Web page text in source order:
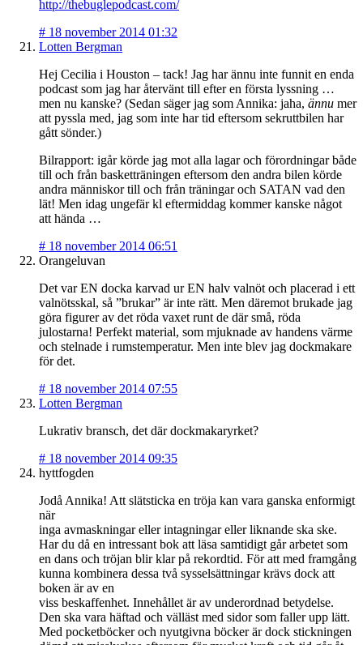
http://thebuglepodcast.com/
# 18 november 2014 01:32
Lotten Bergman
Hej Cecilia i Houston – tack! Jag har ännu inte funnit en enda
podcast som jag har återvänt till efter en första lyssning …
men nu kanske? (Sedan säger jag som Annika: jaha, ännu mer
att pyssla med, jag som inte har tid eftersom sekruttbilen har
gått sönder.)
Bilrapport: igår körde jag mot alla lagar och förordningar både
till och från basketträningen eftersom den andra bilen körde
andra människor till och från träningar och SATAN vad den
lät! Men idag ungefär kl eftermiddag kommer kanske något
att hända …
# 18 november 2014 06:51
Orangeluvan
Det var EN docka karvad ur EN halv valnöt och placerad i ett
valnötsskal, så ”brukar” är inte rätt. Men däremot brukade jag
göra figurer av det röda vaxet runt de där små, röda
julostarna! Perfekt material, som mjuknade av handens värme
och stelnade i rumstemperatur. Men inte blev jag dockmakare
för det.
# 18 november 2014 07:55
Lotten Bergman
Lukrativ bransch, det där dockmakaryrket?
# 18 november 2014 09:35
hyttfogden
Jodå Annika! Att slätsticka en tröja kan vara ganska enformigt
när
inga avmaskningar eller intagningar eller liknande ska ske.
Har du då en intressant bok att läsa samtidigt går arbetet som
en dans och tröjan blir klar på rekordtid. För att med framgång
kunna kombinera dessa två sysselsättningar krävs dock att
boken är av en
viss beskaffenhet. Innehållet är av underordnad betydelse.
Den ska vara häftad och välläst med sidor som faller upp lätt.
Med pocketböcker och nyutgivna böcker är dock stickningen